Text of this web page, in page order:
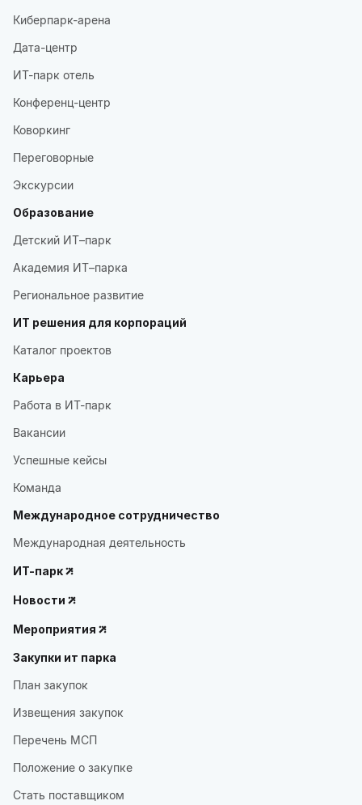
Киберпарк-арена
Дата-центр
ИТ-парк отель
Конференц-центр
Коворкинг
Переговорные
Экскурсии
Образование
Детский ИТ–парк
Академия ИТ–парка
Региональное развитие
ИТ решения для корпораций
Каталог проектов
Карьера
Работа в ИТ-парк
Вакансии
Успешные кейсы
Команда
Международное сотрудничество
Международная деятельность
ИТ-парк
Новости
Мероприятия
Закупки ит парка
План закупок
Извещения закупок
Перечень МСП
Положение о закупке
Стать поставщиком